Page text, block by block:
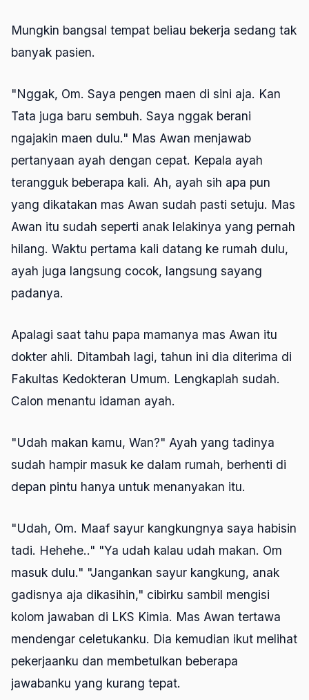
Mungkin bangsal tempat beliau bekerja sedang tak
banyak pasien.
"Nggak, Om. Saya pengen maen di sini aja. Kan
Tata juga baru sembuh. Saya nggak berani
ngajakin maen dulu." Mas Awan menjawab
pertanyaan ayah dengan cepat. Kepala ayah
terangguk beberapa kali. Ah, ayah sih apa pun
yang dikatakan mas Awan sudah pasti setuju. Mas
Awan itu sudah seperti anak lelakinya yang pernah
hilang. Waktu pertama kali datang ke rumah dulu,
ayah juga langsung cocok, langsung sayang
padanya.
Apalagi saat tahu papa mamanya mas Awan itu
dokter ahli. Ditambah lagi, tahun ini dia diterima di
Fakultas Kedokteran Umum. Lengkaplah sudah.
Calon menantu idaman ayah.
"Udah makan kamu, Wan?" Ayah yang tadinya
sudah hampir masuk ke dalam rumah, berhenti di
depan pintu hanya untuk menanyakan itu.
"Udah, Om. Maaf sayur kangkungnya saya habisin
tadi. Hehehe.." "Ya udah kalau udah makan. Om
masuk dulu." "Jangankan sayur kangkung, anak
gadisnya aja dikasihin," cibirku sambil mengisi
kolom jawaban di LKS Kimia. Mas Awan tertawa
mendengar celetukanku. Dia kemudian ikut melihat
pekerjaanku dan membetulkan beberapa
jawabanku yang kurang tepat.